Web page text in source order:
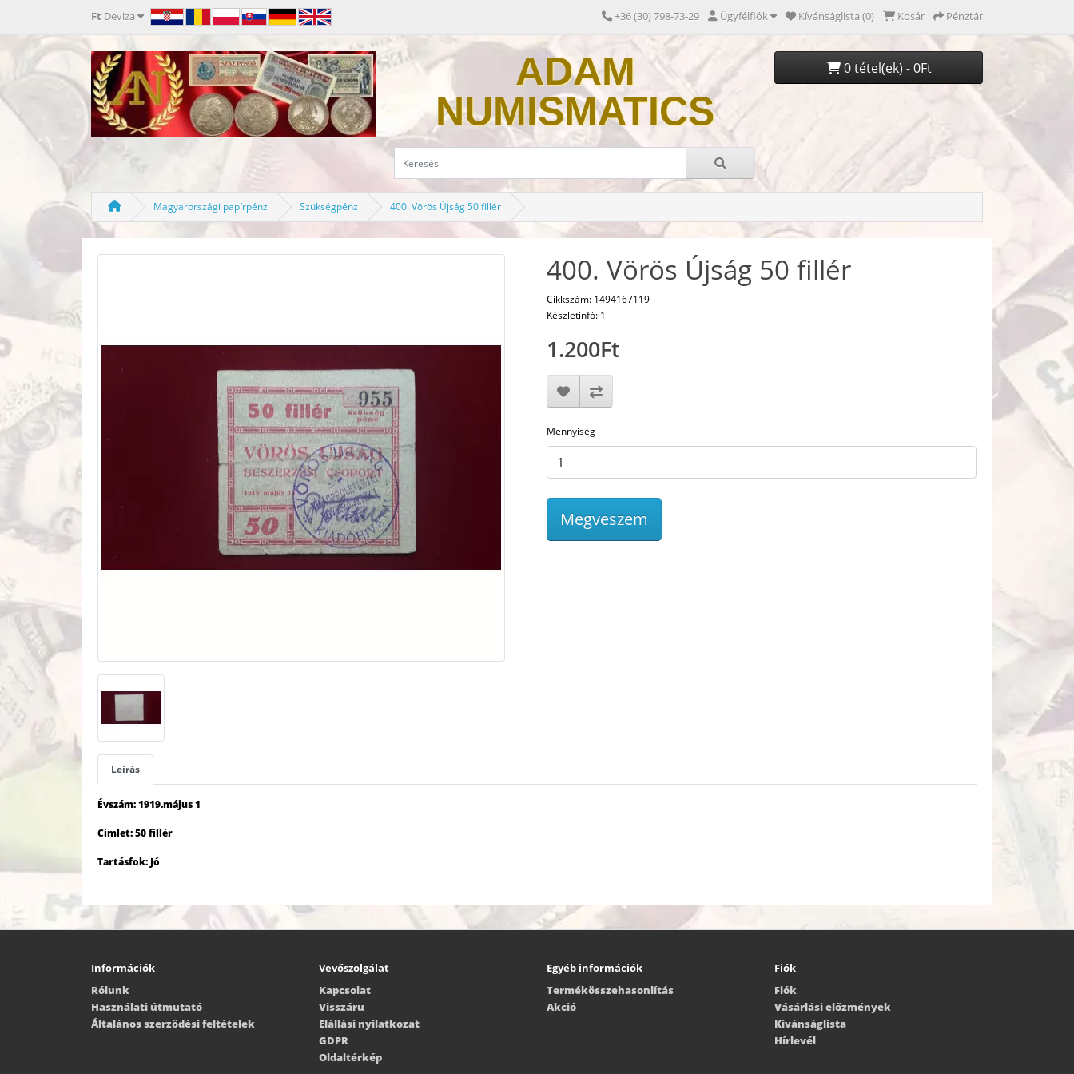
Ft Deviza +36 (30) 798-73-29 Ügyfélfiók Kívánságlista (0) Kosár Pénztár
ADAM
NUMISMATICS
0 tétel(ek) - 0Ft
Magyarországi papírpénz Szükségpénz 400. Vörös Újság 50 fillér
400. Vörös Újság 50 fillér
Cikkszám: 1494167119
Készletinfó: 1
1.200Ft
Mennyiség
Megveszem
Leírás
Évszám: 1919.május 1
Címlet: 50 fillér
Tartásfok: Jó
Információk
Rólunk
Használati útmutató
Általános szerződési feltételek
Vevőszolgálat
Kapcsolat
Visszáru
Elállási nyilatkozat
GDPR
Oldaltérkép
Egyéb információk
Termékösszehasonlítás
Akció
Fiók
Fiók
Vásárlási előzmények
Kívánságlista
Hírlevél